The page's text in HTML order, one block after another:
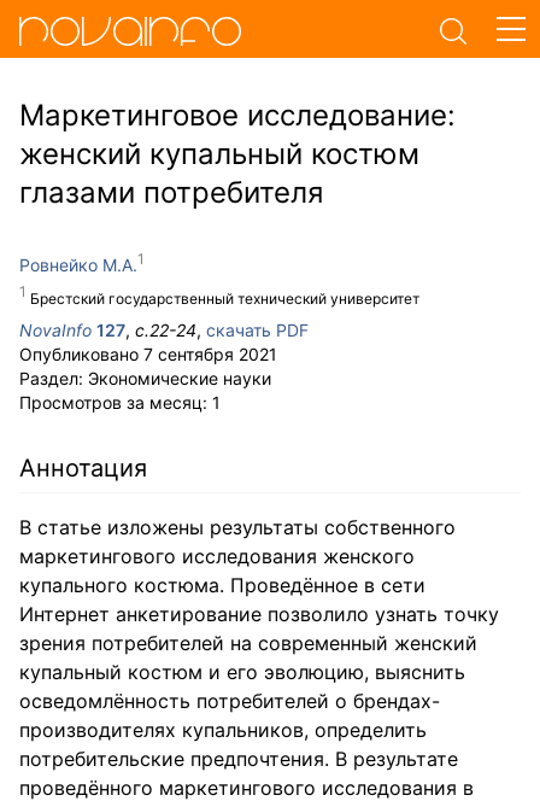
Маркетинговое исследование:
женский купальный костюм
глазами потребителя
Ровнейко М.А.
Брестский государственный технический университет
NovaInfo 127, с.22-24, скачать PDF
Опубликовано 7 сентября 2021
Раздел: Экономические науки
Просмотров за месяц: 1
Аннотация
В статье изложены результаты собственного
маркетингового исследования женского
купального костюма. Проведённое в сети
Интернет анкетирование позволило узнать точку
зрения потребителей на современный женский
купальный костюм и его эволюцию, выяснить
осведомлённость потребителей о брендах-
производителях купальников, определить
потребительские предпочтения. В результате
проведённого маркетингового исследования в